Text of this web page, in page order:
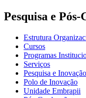
Pesquisa e
Estrutura
Cursos
Programas
Serviços
Pesquisa e Inovação
Polo de Inovação
Unidade Embrapii